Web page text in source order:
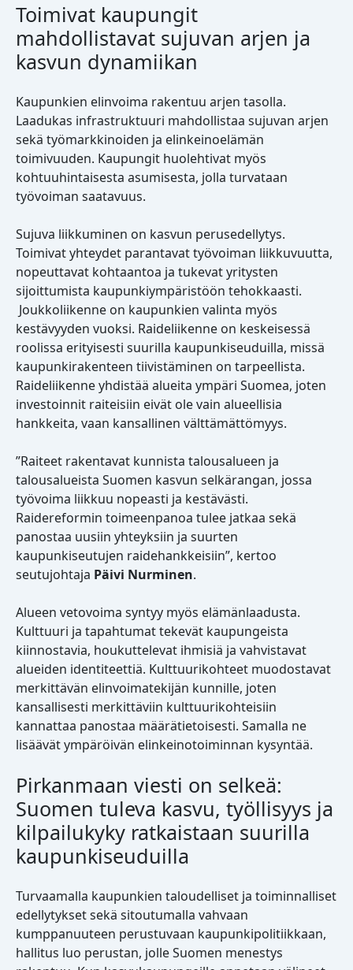
Toimivat kaupungit
mahdollistavat sujuvan arjen ja
kasvun dynamiikan
Kaupunkien elinvoima rakentuu arjen tasolla.
Laadukas infrastruktuuri mahdollistaa sujuvan arjen
sekä työmarkkinoiden ja elinkeinoelämän
toimivuuden. Kaupungit huolehtivat myös
kohtuuhintaisesta asumisesta, jolla turvataan
työvoiman saatavuus.
Sujuva liikkuminen on kasvun perusedellytys.
Toimivat yhteydet parantavat työvoiman liikkuvuutta,
nopeuttavat kohtaantoa ja tukevat yritysten
sijoittumista kaupunkiympäristöön tehokkaasti.
Joukkoliikenne on kaupunkien valinta myös
kestävyyden vuoksi. Raideliikenne on keskeisessä
roolissa erityisesti suurilla kaupunkiseuduilla, missä
kaupunkirakenteen tiivistäminen on tarpeellista.
Raideliikenne yhdistää alueita ympäri Suomea, joten
investoinnit raiteisiin eivät ole vain alueellisia
hankkeita, vaan kansallinen välttämättömyys.
”Raiteet rakentavat kunnista talousalueen ja
talousalueista Suomen kasvun selkärangan, jossa
työvoima liikkuu nopeasti ja kestävästi.
Raidereformin toimeenpanoa tulee jatkaa sekä
panostaa uusiin yhteyksiin ja suurten
kaupunkiseutujen raidehankkeisiin”, kertoo
seutujohtaja Päivi Nurminen.
Alueen vetovoima syntyy myös elämänlaadusta.
Kulttuuri ja tapahtumat tekevät kaupungeista
kiinnostavia, houkuttelevat ihmisiä ja vahvistavat
alueiden identiteettiä. Kulttuurikohteet muodostavat
merkittävän elinvoimatekijän kunnille, joten
kansallisesti merkittäviin kulttuurikohteisiin
kannattaa panostaa määrätietoisesti. Samalla ne
lisäävät ympäröivän elinkeinotoiminnan kysyntää.
Pirkanmaan viesti on selkeä:
Suomen tuleva kasvu, työllisyys ja
kilpailukyky ratkaistaan suurilla
kaupunkiseuduilla
Turvaamalla kaupunkien taloudelliset ja toiminnalliset
edellytykset sekä sitoutumalla vahvaan
kumppanuuteen perustuvaan kaupunkipolitiikkaan,
hallitus luo perustan, jolle Suomen menestys